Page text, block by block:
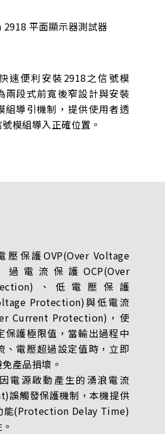
速便利安裝2918之信號模
兩段式前寬後窄設計與安裝
組導引機制，提供使用者透
模組導入正確位置。
壓保護OVP(Over Voltage
過電流保護OCP(Over
、低電壓保護
Protection)與低電流
Current Protection)，使
保護極限值，當輸出過程中
、電壓超過設定值時，立即
產品損壞。
電源啟動產生的湧浪電流
誤觸發保護機制，本機提供
能(Protection Delay Time)